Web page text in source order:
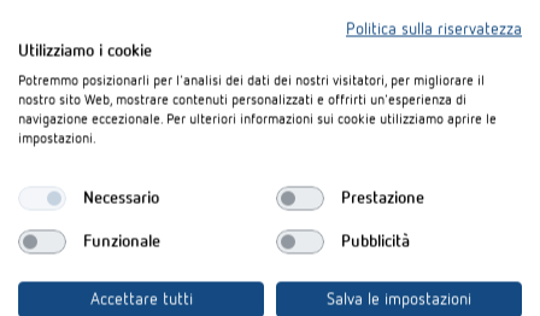
Sensori di presenza DALI-2 & BMS
controllo dilivello superiore di un sistema
di gestione dell'edificio e dei
vari marchi. Ciò significa che i
sensori di presenza DALI-2 di Theben
conforme alla normaIEC 62386 parte 101/104.
Politica sulla riservatezza
Utilizziamo i cookie
Potremmo posizionarli per l'analisi dei dati dei nostri visitatori, per migliorare il
nostro sito Web, mostrare contenuti personalizzati e offrirti un'esperienza di
navigazione eccezionale. Per ulteriori informazioni sui cookie utilizziamo aprire le
impostazioni.
Necessario Prestazione
Funzionale Pubblicità
Accettare tutti Salva le impostazioni